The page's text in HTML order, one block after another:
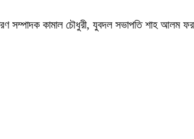
সম্পাদক কামাল চৌধুরী, যুবদল সভাপতি শাহ আলম